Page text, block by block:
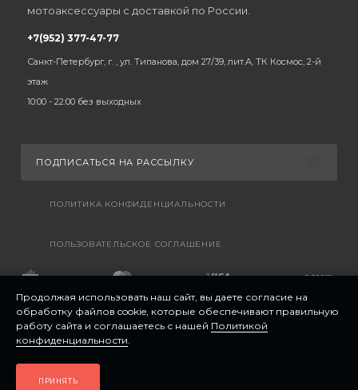
мотоаксессуары с доставкой по России.
+7(952) 377-47-77
Санкт-Петербург, г. , ул. Типанова, дом 27/39, лит.А, ТК Космос, 2-й
этаж
10:00 - 22:00 без выходных
ПОДПИСАТЬСЯ НА РАССЫЛКУ
ПОЛИТИКА КОНФИДЕНЦИАЛЬНОСТИ
ПОЛЬЗОВАТЕЛЬСКОЕ СОГЛАШЕНИЕ
Продолжая использовать наш сайт, вы даете согласие на
обработку файлов cookie, которые обеспечивают правильную
работу сайта и соглашаетесь с нашей Политикой
конфиденциальности.
ПРИНЯТЬ